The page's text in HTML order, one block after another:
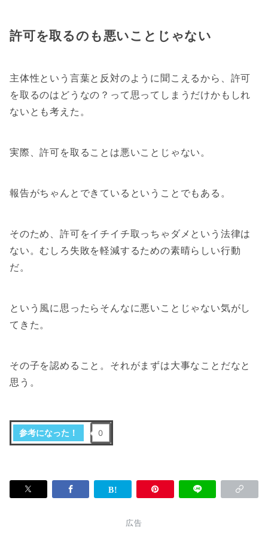
許可を取るのも悪いことじゃない
主体性という言葉と反対のように聞こえるから、許可
を取るのはどうなの？って思ってしまうだけかもしれ
ないとも考えた。
実際、許可を取ることは悪いことじゃない。
報告がちゃんとできているということでもある。
そのため、許可をイチイチ取っちゃダメという法律は
ない。むしろ失敗を軽減するための素晴らしい行動
だ。
という風に思ったらそんなに悪いことじゃない気がし
てきた。
その子を認めること。それがまずは大事なことだなと
思う。
参考になった！ 0
広告